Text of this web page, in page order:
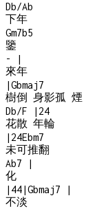
Db/Ab
下年
Gm7b5
鑒
-
|
來年
|Gbmaj7
樹倒 身影孤 煙
Db/F
| 24
花散 年輪
| 24Ebm7
未可推翻
Ab7
|
化
| 44|Gbmaj7
|
不淡